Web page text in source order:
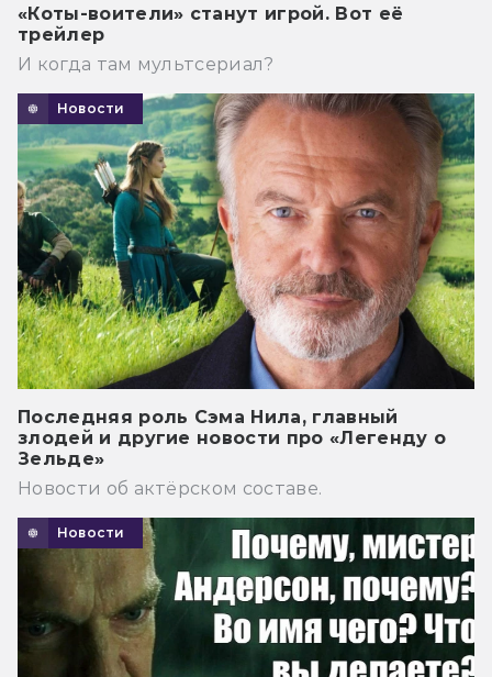
«Коты-воители» станут игрой. Вот её
трейлер
И когда там мультсериал?
Новости
Последняя роль Сэма Нила, главный
злодей и другие новости про «Легенду о
Зельде»
Новости об актёрском составе.
Новости